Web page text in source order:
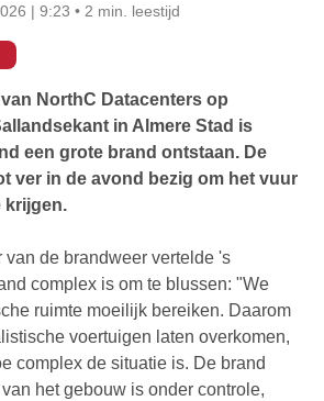
| 9:23 • 2 min. leestijd
NorthC Datacenters op
in Almere Stad is
een grote brand ontstaan. De
ver in de avond bezig om het vuur
krijgen.
van de brandweer vertelde 's
complex is om te blussen: "We
ruimte moeilijk bereiken. Daarom
voertuigen laten overkomen,
complex de situatie is. De brand
het gebouw is onder controle,